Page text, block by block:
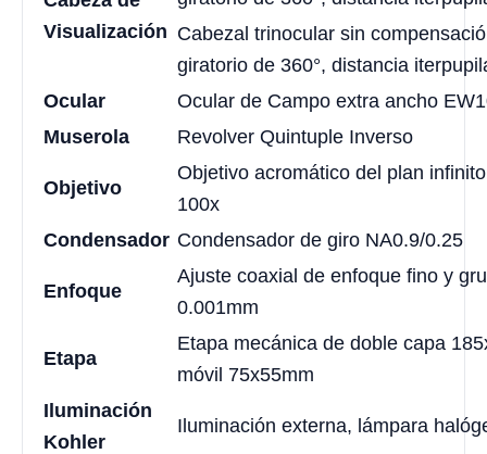
Visualización Cabezal trinocular sin
giratorio de 360°, distancia
Ocular
Ocular de Campo extra ancho
Muserola
Revolver Quintuple Inverso
Objetivo
Objetivo acromático del plan
100x
Condensador Condensador de giro NA0.9/0.25
Enfoque
Ajuste coaxial de enfoque fino y
0.001mm
Etapa
Etapa mecánica de doble capa
móvil 75x55mm
Iluminación
Kohler
Iluminación externa, lámpara